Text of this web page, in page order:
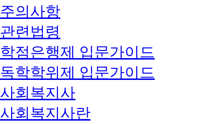
주의사항
관련법령
학점은행제 입문가이드
독학학위제 입문가이드
사회복지사
사회복지사란